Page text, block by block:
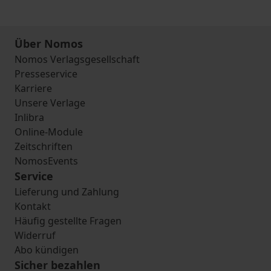
Über Nomos
Nomos Verlagsgesellschaft
Presseservice
Karriere
Unsere Verlage
Inlibra
Online-Module
Zeitschriften
NomosEvents
Service
Lieferung und Zahlung
Kontakt
Häufig gestellte Fragen
Widerruf
Abo kündigen
Sicher bezahlen